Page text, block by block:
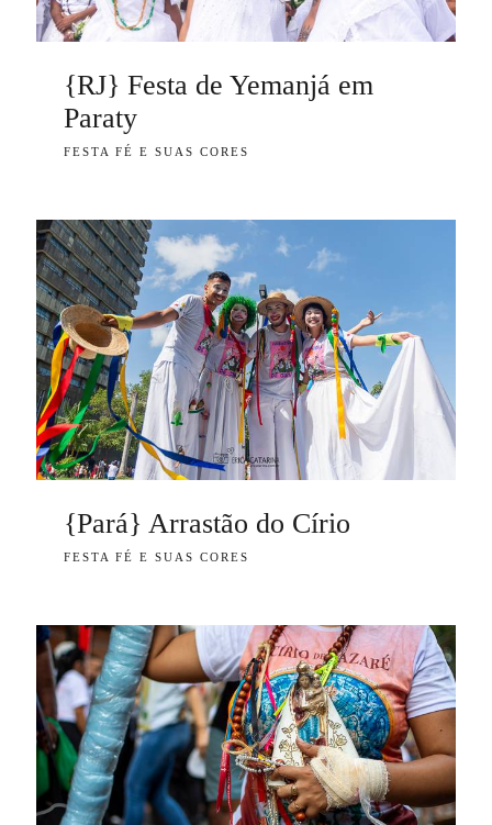
{RJ} Festa de Yemanjá em
Paraty
FESTA FÉ E SUAS CORES
{Pará} Arrastão do Círio
FESTA FÉ E SUAS CORES